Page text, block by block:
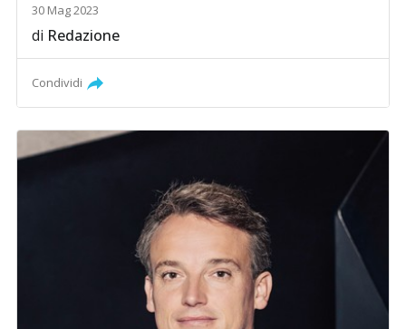
30 Mag 2023
di Redazione
Condividi